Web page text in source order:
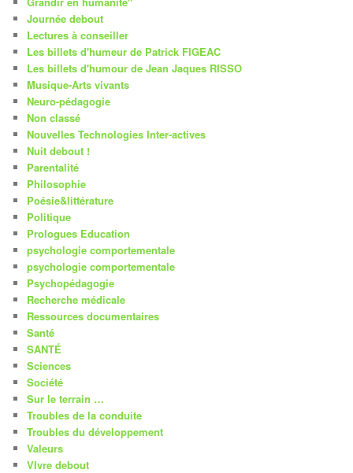
Journée debout
Lectures à conseiller
Les billets d'humeur de Patrick FIGEAC
Les billets d'humour de Jean Jaques RISSO
Musique-Arts vivants
Neuro-pédagogie
Non classé
Nouvelles Technologies Inter-actives
Nuit debout !
Parentalité
Philosophie
Poésie&littérature
Politique
Prologues Education
psychologie comportementale
psychologie comportementale
Psychopédagogie
Recherche médicale
Ressources documentaires
Santé
SANTÉ
Sciences
Société
Sur le terrain …
Troubles de la conduite
Troubles du développement
Valeurs
VIvre debout